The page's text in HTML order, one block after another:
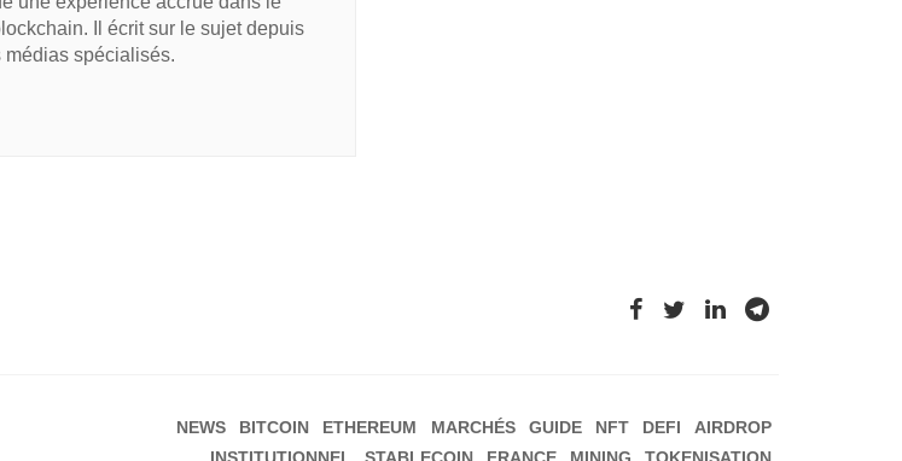
Il écrit sur le sujet depuis
médias spécialisés.
NEWS BITCOIN ETHEREUM MARCHÉS GUIDE NFT DEFI
AIRDROP